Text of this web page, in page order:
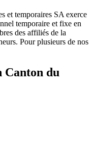
et temporaires SA exerce
temporaire et fixe en
des affiliés de la
Pour plusieurs de nos
Canton du